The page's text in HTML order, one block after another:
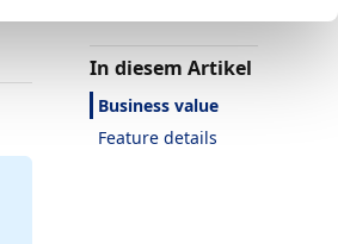
In diesem Artikel
Business value
Feature details